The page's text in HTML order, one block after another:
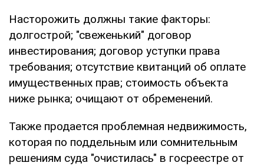
Насторожить должны такие факторы:
долгострой; "свеженький" договор
инвестирования; договор уступки права
требования; отсутствие квитанций об оплате
имущественных прав; стоимость объекта
ниже рынка; очищают от обременений.
Также продается проблемная недвижимость,
которая по поддельным или сомнительным
решениям суда "очистилась" в госреестре от